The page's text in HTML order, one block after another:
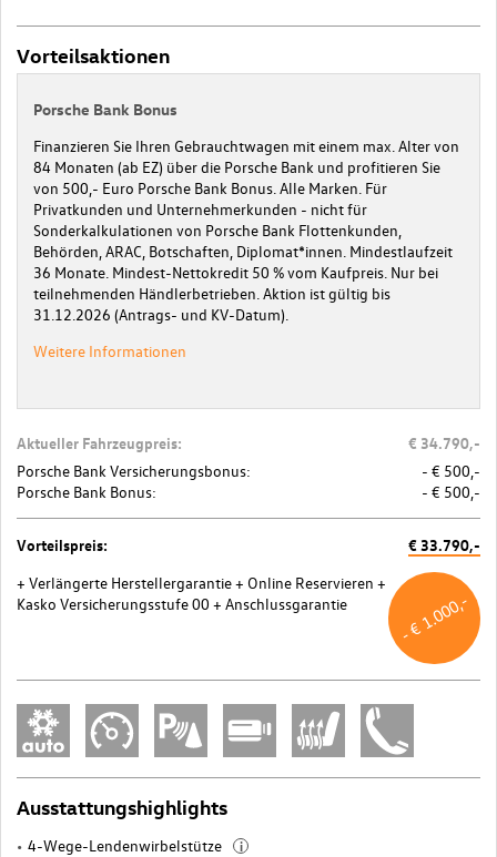
Vorteilsaktionen
Porsche Bank Bonus
Finanzieren Sie Ihren Gebrauchtwagen mit einem max. Alter von
84 Monaten (ab EZ) über die Porsche Bank und profitieren Sie
von 500,- Euro Porsche Bank Bonus. Alle Marken. Für
Privatkunden und Unternehmerkunden - nicht für
Sonderkalkulationen von Porsche Bank Flottenkunden,
Behörden, ARAC, Botschaften, Diplomat*innen. Mindestlaufzeit
36 Monate. Mindest-Nettokredit 50 % vom Kaufpreis. Nur bei
teilnehmenden Händlerbetrieben. Aktion ist gültig bis
31.12.2026 (Antrags- und KV-Datum).
Weitere Informationen
Aktueller Fahrzeugpreis: € 34.790,-
Porsche Bank Versicherungsbonus:
- € 500,-
Porsche Bank Bonus:
- € 500,-
Vorteilspreis: € 33.790,-
+ Verlängerte Herstellergarantie+ Online Reservieren +
Kasko Versicherungsstufe 00 + Anschlussgarantie - € 1.000,-
Ausstattungshighlights
4-Wege-Lendenwirbelstütze i